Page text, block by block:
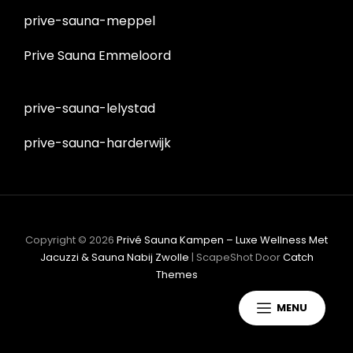
MENU
prive-sauna-meppel
Prive Sauna Emmeloord
prive-sauna-lelystad
prive-sauna-harderwijk
Copyright © 2026 Privé Sauna Kampen – Luxe Wellness Met
Jacuzzi & Sauna Nabij Zwolle | ScapeShot DoorCatch
Themes